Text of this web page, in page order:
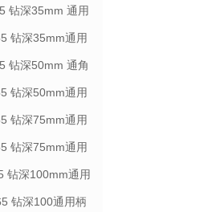
钻深35mm 通用
钻深35mm通用
钻深50mm 通角
钻深50mm通用
钻深75mm通用
钻深75mm通用
钻深100mm通用
钻深100通用柄